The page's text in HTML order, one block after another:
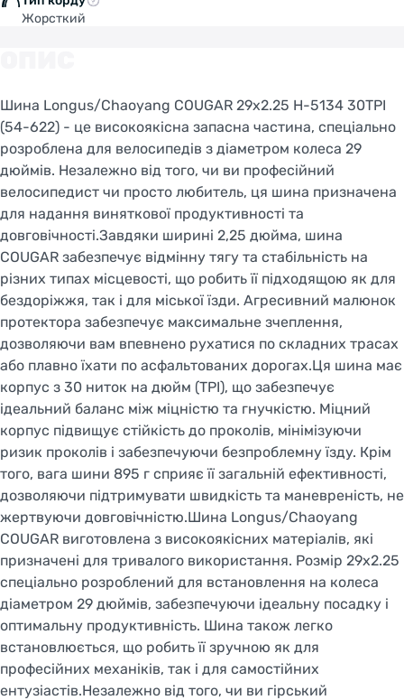
Жорсткий
Шина Longus/Chaoyang COUGAR 29x2.25 H-5134 30TPI
(54-622) - це високоякісна запасна частина, спеціально
розроблена для велосипедів з діаметром колеса 29
дюймів. Незалежно від того, чи ви професійний
велосипедист чи просто любитель, ця шина призначена
для надання виняткової продуктивності та
довговічності.Завдяки ширині 2,25 дюйма, шина
COUGAR забезпечує відмінну тягу та стабільність на
різних типах місцевості, що робить її підходящою як для
бездоріжжя, так і для міської їзди. Агресивний малюнок
протектора забезпечує максимальне зчеплення,
дозволяючи вам впевнено рухатися по складних трасах
або плавно їхати по асфальтованих дорогах.Ця шина має
корпус з 30 ниток на дюйм (TPI), що забезпечує
ідеальний баланс між міцністю та гнучкістю. Міцний
корпус підвищує стійкість до проколів, мінімізуючи
ризик проколів і забезпечуючи безпроблемну їзду. Крім
того, вага шини 895 г сприяє її загальній ефективності,
дозволяючи підтримувати швидкість та маневреність, не
жертвуючи довговічністю.Шина Longus/Chaoyang
COUGAR виготовлена з високоякісних матеріалів, які
призначені для тривалого використання. Розмір 29x2.25
спеціально розроблений для встановлення на колеса
діаметром 29 дюймів, забезпечуючи ідеальну посадку і
оптимальну продуктивність. Шина також легко
встановлюється, що робить її зручною як для
професійних механіків, так і для самостійних
ентузіастів.Незалежно від того, чи ви гірський
SWITCH TO FACEBIKE.NL
STAY ON FACEBIKE.UA